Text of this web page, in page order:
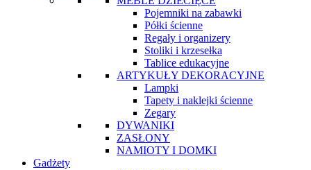
Pojemniki na zabawki
Półki ścienne
Regały i organizery
Stoliki i krzesełka
Tablice edukacyjne
ARTYKUŁY DEKORACYJNE
Lampki
Tapety i naklejki ścienne
Zegary
DYWANIKI
ZASŁONY
NAMIOTY I DOMKI
Gadżety